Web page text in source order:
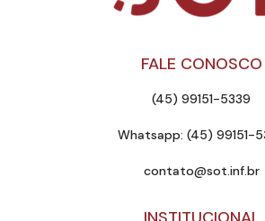
FALE CONOSCO
(45) 99151-5339
Whatsapp: (45) 99151-
contato@sot.inf.br